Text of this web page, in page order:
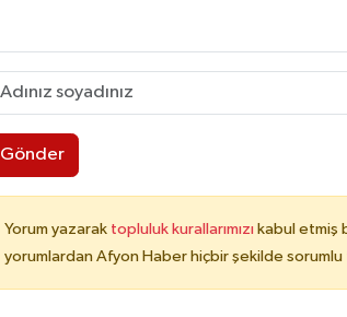
Gönder
Yorum yazarak topluluk kurallarımızı kabul etmiş
yorumlardan Afyon Haber hiçbir şekilde